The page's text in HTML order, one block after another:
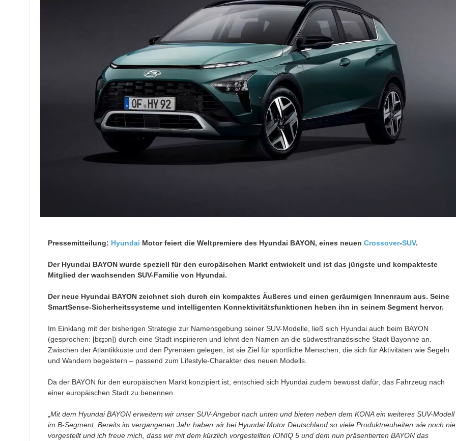
Pressemitteilung: Hyundai Motor feiert die Weltpremiere des Hyundai BAYON, eines neuen Crossover-SUV.
Der Hyundai BAYON wurde speziell für den europäischen Markt entwickelt und ist das jüngste und kompakteste
Mitglied der wachsenden SUV-Familie von Hyundai.
Der neue Hyundai BAYON zeichnet sich durch ein kompaktes Äußeres und einen geräumigen Innenraum aus. Seine
SmartSense-Sicherheitssysteme und intelligenten Konnektivitätsfunktionen heben ihn in seinem Segment hervor.
Im Einklang mit der bisherigen Strategie zur Namensgebung seiner SUV-Modelle, ließ sich Hyundai auch beim BAYON
(gesprochen: [bɛɪ̯ɔn]) durch eine Stadt inspirieren und lehnt den Namen an die südwestfranzösische Stadt Bayonne an.
Zwischen der Atlantikküste und den Pyrenäen gelegen, ist sie Ziel für sportliche Menschen, die sich für Aktivitäten wie Segeln
und Wandern begeistern – passend zum Lifestyle-Charakter des neuen Modells.
Da der BAYON für den europäischen Markt konzipiert ist, entschied sich Hyundai zudem bewusst dafür, das Fahrzeug nach
einer europäischen Stadt zu benennen.
Mit dem Hyundai BAYON erweitern wir unser SUV-Angebot nach unten und bieten neben dem KONA ein weiteres SUV-Modell
im B-Segment. Bereits im vergangenen Jahr haben wir bei Hyundai Motor Deutschland so viele Produktneuheiten wie noch nie
vorgestellt und ich freue mich, dass wir mit dem kürzlich vorgestellten IONIQ 5 und dem nun präsentierten BAYON das